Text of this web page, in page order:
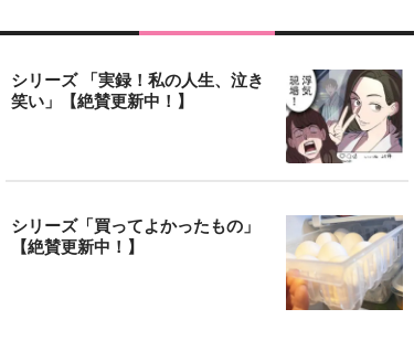
シリーズ 「実録！私の人生、泣き
笑い」【絶賛更新中！】
シリーズ「買ってよかったもの」
【絶賛更新中！】